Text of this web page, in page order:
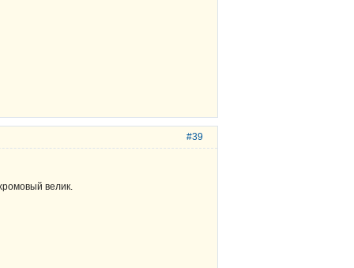
#39
велик.